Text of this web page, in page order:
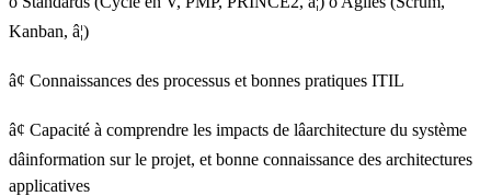
Kanban, â¦)
â¢ Connaissances des processus et bonnes pratiques ITIL
â¢ Capacité à comprendre les impacts de lâarchitecture du système
dâinformation sur le projet, et bonne connaissance des architectures
applicatives